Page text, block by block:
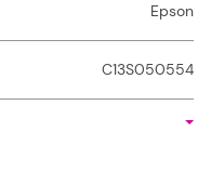
Epson
C13S050554